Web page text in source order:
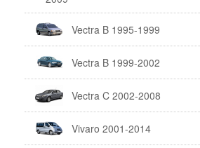
Vectra B 1995-1999
Vectra B 1999-2002
Vectra C 2002-2008
Vivaro 2001-2014